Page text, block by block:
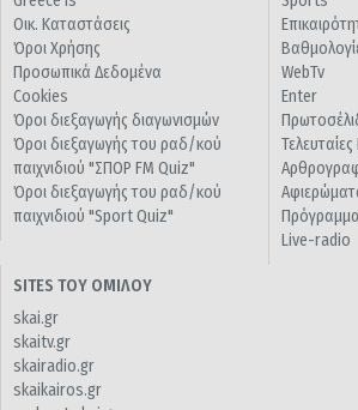
Οικ. Καταστάσεις
Όροι Χρήσης
Προσωπικά Δεδομένα
Cookies
Όροι διεξαγωγής διαγωνισμών
Όροι διεξαγωγής του ραδ/κού
παιχνιδιού "ΣΠΟΡ FM Quiz"
Όροι διεξαγωγής του ραδ/κού
παιχνιδιού "Sport Quiz"
WebTv
Enter
Τελευταίες
Live-radio
SITES ΤΟΥ ΟΜΙΛΟΥ
skai.gr
skaitv.gr
skairadio.gr
skaikairos.gr